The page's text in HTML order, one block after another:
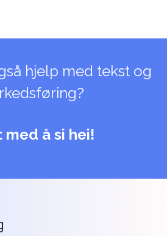
hjelp med tekst og
med å si hei!